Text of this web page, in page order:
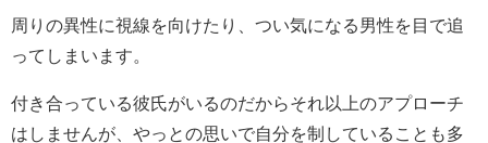
周りの異性に視線を向けたり、つい気になる男性を目で追
ってしまいます。
付き合っている彼氏がいるのだからそれ以上のアプローチ
はしませんが、やっとの思いで自分を制していることも多